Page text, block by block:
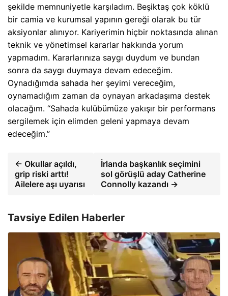
şekilde memnuniyetle karşıladım. Beşiktaş çok köklü
bir camia ve kurumsal yapının gereği olarak bu tür
aksiyonlar alınıyor. Kariyerimin hiçbir noktasında alınan
teknik ve yönetimsel kararlar hakkında yorum
yapmadım. Kararlarınıza saygı duydum ve bundan
sonra da saygı duymaya devam edeceğim.
Oynadığımda sahada her şeyimi vereceğim,
oynamadığım zaman da oynayan arkadaşıma destek
olacağım. “Sahada kulübümüze yakışır bir performans
sergilemek için elimden geleni yapmaya devam
edeceğim.”
← Okullar açıldı,
grip riski arttı!
Ailelere aşı uyarısı
İrlanda başkanlık seçimini
sol görüşlü aday Catherine
Connolly kazandı →
Tavsiye Edilen Haberler